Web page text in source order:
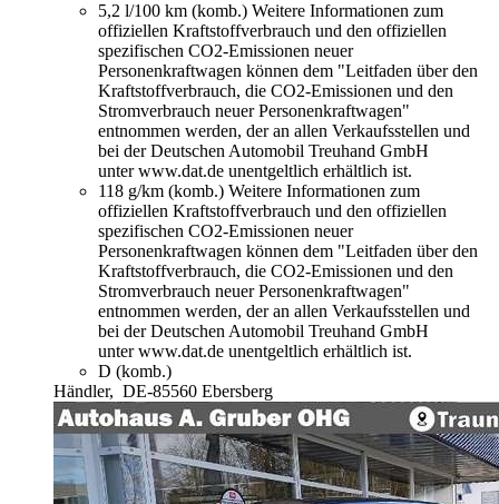
5,2 l/100 km (komb.) Weitere Informationen zum
offiziellen Kraftstoffverbrauch und den offiziellen
spezifischen CO2-Emissionen neuer
Personenkraftwagen können dem "Leitfaden über den
Kraftstoffverbrauch, die CO2-Emissionen und den
Stromverbrauch neuer Personenkraftwagen"
entnommen werden, der an allen Verkaufsstellen und
bei der Deutschen Automobil Treuhand GmbH
unter www.dat.de unentgeltlich erhältlich ist.
118 g/km (komb.) Weitere Informationen zum
offiziellen Kraftstoffverbrauch und den offiziellen
spezifischen CO2-Emissionen neuer
Personenkraftwagen können dem "Leitfaden über den
Kraftstoffverbrauch, die CO2-Emissionen und den
Stromverbrauch neuer Personenkraftwagen"
entnommen werden, der an allen Verkaufsstellen und
bei der Deutschen Automobil Treuhand GmbH
unter www.dat.de unentgeltlich erhältlich ist.
D (komb.)
Händler, DE-85560 Ebersberg